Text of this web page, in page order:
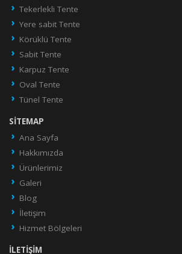
Tekerlekli Tente
Yere sabit Tente
Körüklü Tente
Sabit Tente
Karpuz Tente
Oval Tente
Tünel Tente
SITEMAP
Ana Sayfa
Hakkımızda
Ürünlerimiz
Galeri
Blog
İletişim
Hizmet Bölgeleri
İLETIŞIM